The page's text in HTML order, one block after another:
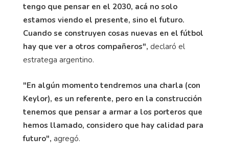
tengo que pensar en el 2030, acá no solo
estamos viendo el presente, sino el futuro.
Cuando se construyen cosas nuevas en el fútbol
hay que ver a otros compañeros", declaró el
estratega argentino.
"En algún momento tendremos una charla (con
Keylor), es un referente, pero en la construcción
tenemos que pensar a armar a los porteros que
hemos llamado, considero que hay calidad para
futuro", agregó.